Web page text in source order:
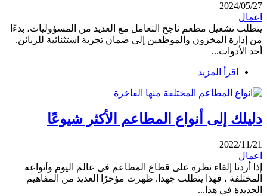
2024/05/27
اعمال
يتطلب تشغيل مطعم ناجح التعامل مع العديد من المسؤوليات، بدءًا
من إدارة المخزون والموظفين إلى ضمان تجربة استثنائية للزبائن.
أحد الأدوات...
اقرأ المزيد
دليلك إلى أنواع المطاعم الأكثر شيوعًا
2022/11/21
اعمال
إذا أردنا إلقاء نظرة على قطاع المطاعم في عالم اليوم وأنواعه
المختلفة ، فهذا يتطلب جهدا. ظهرت مؤخرًا العديد من المفاهيم
الجديدة في هذا...